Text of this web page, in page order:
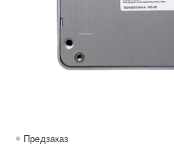
Предзаказ